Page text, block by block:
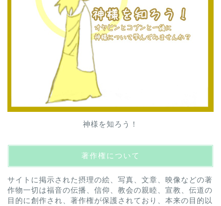
神様を知ろう！
著作権について
サイトに掲示された摂理の絵、写真、文章、映像などの著
作物一切は福音の伝播、信仰、教会の親睦、宣教、伝道の
目的に創作され、著作権が保護されており、本来の目的以